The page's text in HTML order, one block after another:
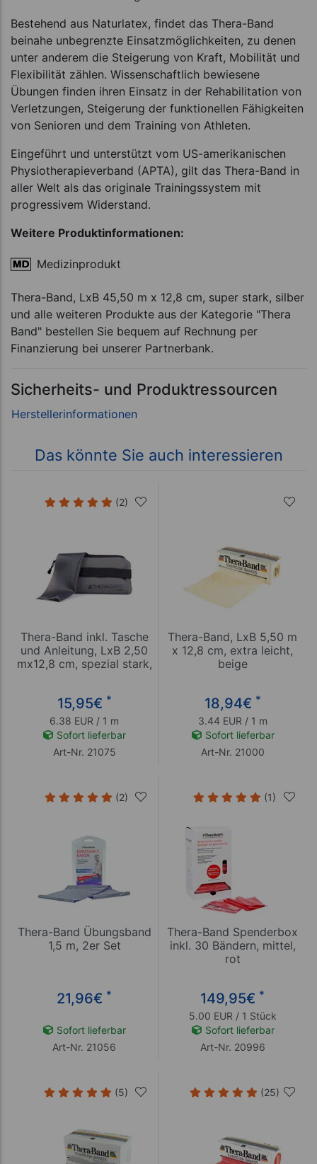
Bestehend aus Naturlatex, findet das Thera-Band
beinahe unbegrenzte Einsatzmöglichkeiten, zu denen
unter anderem die Steigerung von Kraft, Mobilität und
Flexibilität zählen. Wissenschaftlich bewiesene
Übungen finden ihren Einsatz in der Rehabilitation von
Verletzungen, Steigerung der funktionellen Fähigkeiten
von Senioren und dem Training von Athleten.
Eingeführt und unterstützt vom US-amerikanischen
Physiotherapieverband (APTA), gilt das Thera-Band in
aller Welt als das originale Trainingssystem mit
progressivem Widerstand.
Weitere Produktinformationen:
Medizinprodukt
Thera-Band, LxB 45,50 m x 12,8 cm, super stark, silber
und alle weiteren Produkte aus der Kategorie "Thera
Band" bestellen Sie bequem auf Rechnung per
Finanzierung bei unserer Partnerbank.
Sicherheits- und Produktressourcen
Das könnte Sie auch interessieren
(2)
Thera-Band inkl. Tasche
und Anleitung, LxB 2,50
mx12,8 cm, spezial stark,
15,95€ *
6.38 EUR / 1 m
Sofort lieferbar
Art-Nr. 21075
Thera-Band, LxB 5,50 m
x 12,8 cm, extra leicht,
beige
18,94€ *
3.44 EUR / 1 m
Sofort lieferbar
Art-Nr. 21000
(2)
Thera-Band Übungsband
1,5 m, 2er Set
21,96€ *
Sofort lieferbar
Art-Nr. 21056
(1)
Thera-Band Spenderbox
inkl. 30 Bändern, mittel,
rot
149,95€ *
5.00 EUR / 1 Stück
Sofort lieferbar
Art-Nr. 20996
(5) (25)